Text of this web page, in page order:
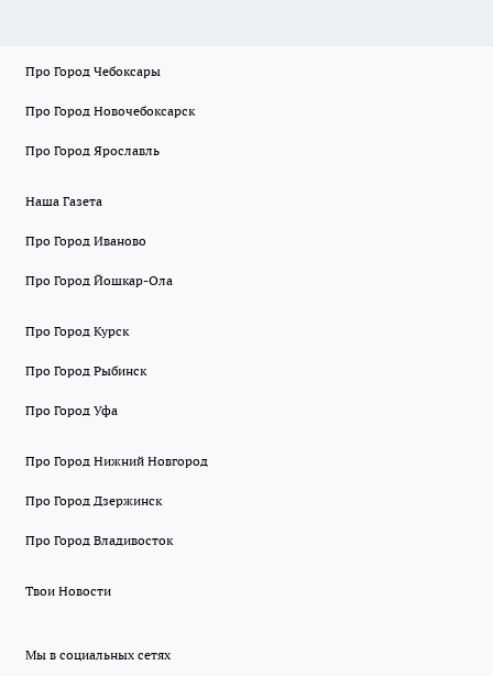
Про Город Чебоксары
Про Город Новочебоксарск
Про Город Ярославль
Наша Газета
Про Город Иваново
Про Город Йошкар-Ола
Про Город Курск
Про Город Рыбинск
Про Город Уфа
Про Город Нижний Новгород
Про Город Дзержинск
Про Город Владивосток
Твои Новости
Мы в социальных сетях